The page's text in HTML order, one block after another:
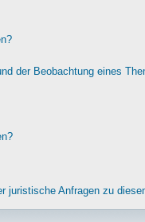
der Beobachtung eines
juristische Anfragen zu